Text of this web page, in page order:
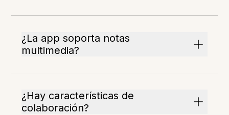
¿La app soporta notas
multimedia?
¿Hay características de
colaboración?